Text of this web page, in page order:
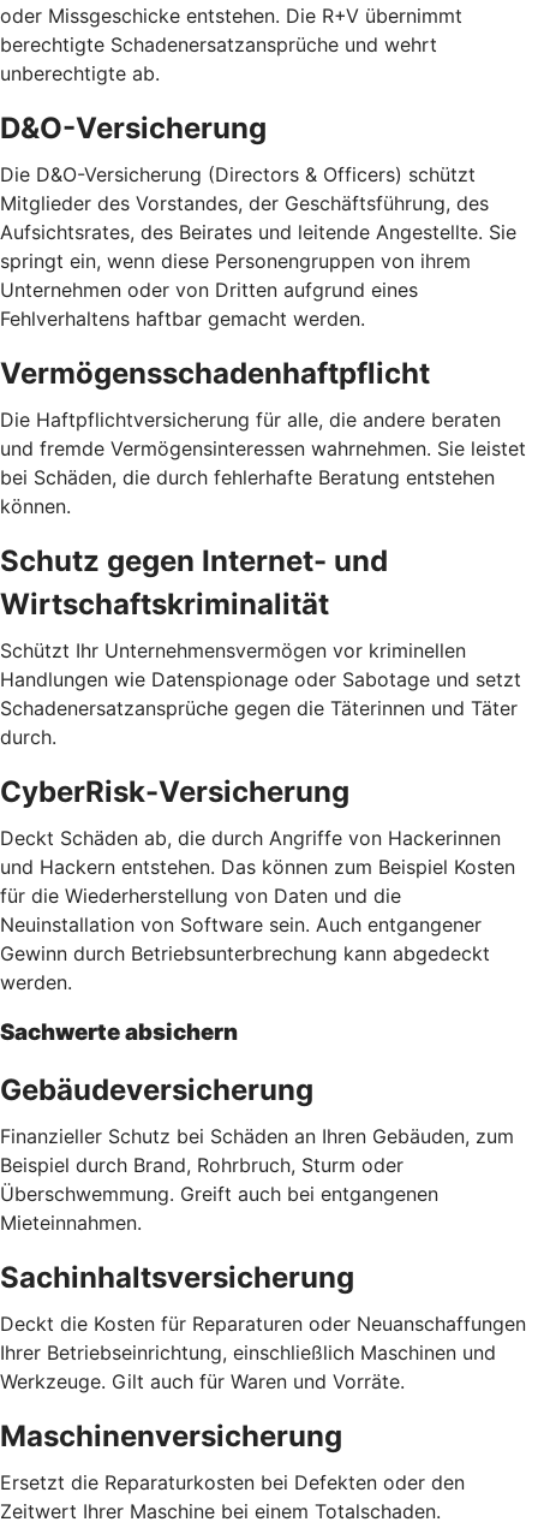
oder Missgeschicke entstehen. Die R+V übernimmt
berechtigte Schadenersatzansprüche und wehrt
unberechtigte ab.
D&O-Versicherung
Die D&O-Versicherung (Directors & Officers) schützt
Mitglieder des Vorstandes, der Geschäftsführung, des
Aufsichtsrates, des Beirates und leitende Angestellte. Sie
springt ein, wenn diese Personengruppen von ihrem
Unternehmen oder von Dritten aufgrund eines
Fehlverhaltens haftbar gemacht werden.
Vermögensschadenhaftpflicht
Die Haftpflichtversicherung für alle, die andere beraten
und fremde Vermögensinteressen wahrnehmen. Sie leistet
bei Schäden, die durch fehlerhafte Beratung entstehen
können.
Schutz gegen Internet- und
Wirtschaftskriminalität
Schützt Ihr Unternehmensvermögen vor kriminellen
Handlungen wie Datenspionage oder Sabotage und setzt
Schadenersatzansprüche gegen die Täterinnen und Täter
durch.
CyberRisk-Versicherung
Deckt Schäden ab, die durch Angriffe von Hackerinnen
und Hackern entstehen. Das können zum Beispiel Kosten
für die Wiederherstellung von Daten und die
Neuinstallation von Software sein. Auch entgangener
Gewinn durch Betriebsunterbrechung kann abgedeckt
werden.
Sachwerte absichern
Gebäudeversicherung
Finanzieller Schutz bei Schäden an Ihren Gebäuden, zum
Beispiel durch Brand, Rohrbruch, Sturm oder
Überschwemmung. Greift auch bei entgangenen
Mieteinnahmen.
Sachinhaltsversicherung
Deckt die Kosten für Reparaturen oder Neuanschaffungen
Ihrer Betriebseinrichtung, einschließlich Maschinen und
Werkzeuge. Gilt auch für Waren und Vorräte.
Maschinenversicherung
Ersetzt die Reparaturkosten bei Defekten oder den
Zeitwert Ihrer Maschine bei einem Totalschaden.